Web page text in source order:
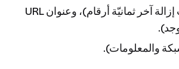
التاريخ/الوقت (بالتوقيت العالمي المنسق UTC)، وعنوان IP مجهول الهوية جزئيًا (تمت إزالة آخر ثمانيّة أرقام)، وعنوان URL